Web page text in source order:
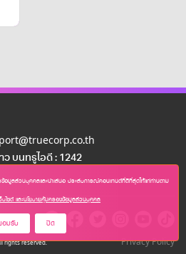
บนทรูไอดี : 1242
rights reserved. Privacy Policy
อมูลส่วนบุคคลและนำเสนอ ประสบการณ์คอนเทนต์ที่ดีที่สุดให้แก่ท่านตาม
บไซต์ และนโยบายคุ้มครองข้อมูลส่วนบุคคล
อมรับ ปิด